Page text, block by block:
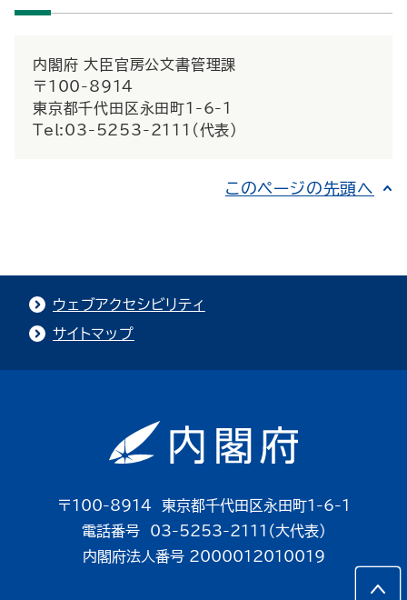
内閣府 大臣官房公文書管理課
〒100-8914
東京都千代田区永田町1-6-1
Tel:03-5253-2111(代表)
このページの先頭へ
ウェブアクセシビリティ
サイトマップ
〒100-8914 東京都千代田区永田町1-6-1
電話番号 03-5253-2111（大代表）
内閣府法人番号 2000012010019